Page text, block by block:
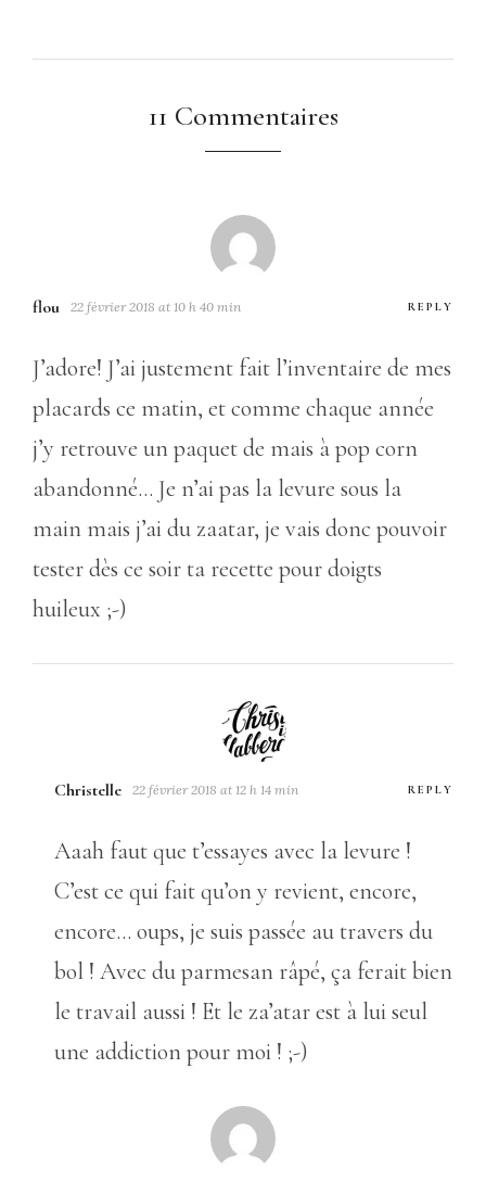
11 Commentaires
flou 22 février 2018 at 10 h 40 min REPLY
J’adore! J’ai justement fait l’inventaire de mes
placards ce matin, et comme chaque année
j’y retrouve un paquet de mais à pop corn
abandonné… Je n’ai pas la levure sous la
main mais j’ai du zaatar, je vais donc pouvoir
tester dès ce soir ta recette pour doigts
huileux ;-)
Christelle 22 février 2018 at 12 h 14 min REPLY
Aaah faut que t’essayes avec la levure !
C’est ce qui fait qu’on y revient, encore,
encore… oups, je suis passée au travers du
bol ! Avec du parmesan râpé, ça ferait bien
le travail aussi ! Et le za’atar est à lui seul
une addiction pour moi ! ;-)